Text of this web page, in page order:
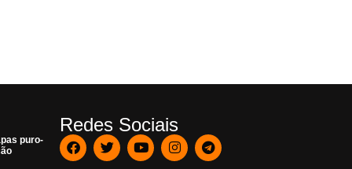
puro-
Redes Sociais